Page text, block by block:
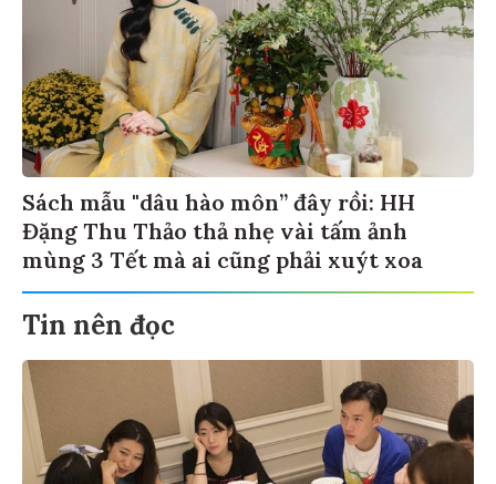
Sách mẫu "dâu hào môn” đây rồi: HH
Đặng Thu Thảo thả nhẹ vài tấm ảnh
mùng 3 Tết mà ai cũng phải xuýt xoa
Tin nên đọc